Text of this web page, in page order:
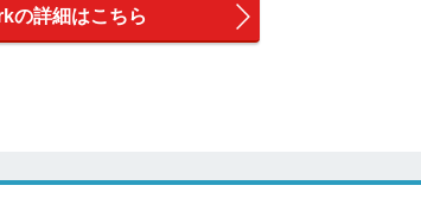
の詳細はこちら